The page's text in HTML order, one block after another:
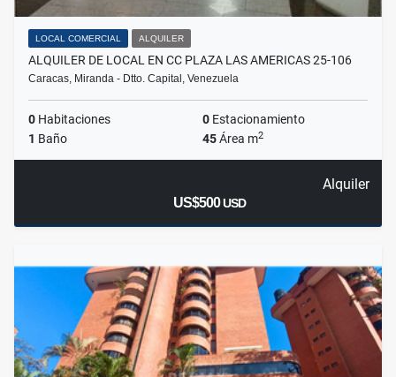
LOCAL COMERCIAL ALQUILER
ALQUILER DE LOCAL EN CC PLAZA LAS AMERICAS 25-106
Caracas, Miranda - Dtto. Capital, Venezuela
0 Habitaciones 0 Estacionamiento
1 Baño 45Área m2
Alquiler
US$500USD